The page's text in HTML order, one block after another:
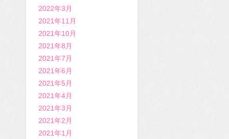
2022年3月
2021年11月
2021年10月
2021年8月
2021年7月
2021年6月
2021年5月
2021年4月
2021年3月
2021年2月
2021年1月